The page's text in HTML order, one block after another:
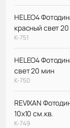
HELEO4
красный свет
К-751
HELEO4
свет 20 мин
К-750
REVIXAN
10х10 см.кв.
К-749